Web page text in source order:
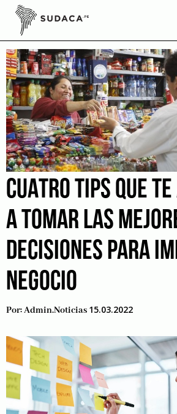
Skip
contentFODA
CUATRO TIPS QUE
A TOMAR LAS
DECISIONES PARA
NEGOCIO
Por:Admin.noticias 15.03.2022